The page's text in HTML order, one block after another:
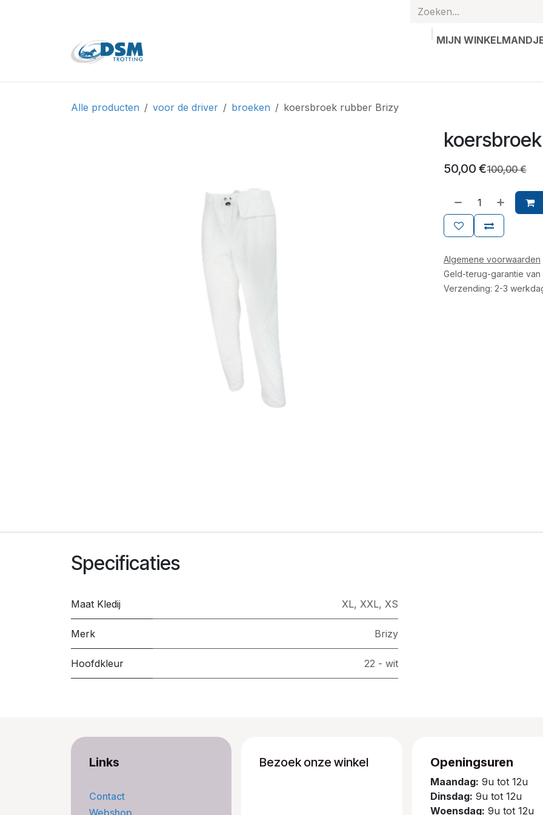
MIJN
Alle producten voor de driver broeken koersbroek rubber Brizy
50,00 €100,00€
Algemene voorwaarden
Geld-terug-garantie van
Verzending: 2-3
Specificaties
Maat Kledij XL, XXL, XS
Merk Brizy
Hoofdkleur 22 - wit
Links
Contact
Webshop
Bezoek onze winkel Openingsuren
Maandag: 9u tot 12u
Dinsdag: 9u tot 12u
Woensdag: 9u tot 12u